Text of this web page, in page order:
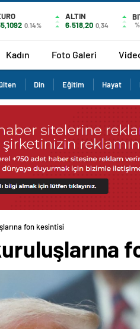
0.14%
ALTIN
6.518,20 0,34 %
Kadın Foto Galeri
Din Eğitim Hayat
fon kesintisi